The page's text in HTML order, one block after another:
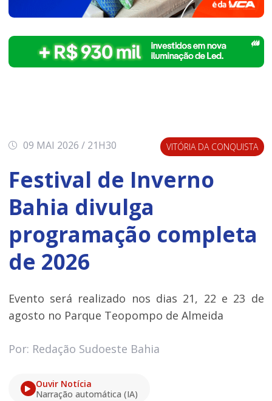
09 MAI 2026 / 21H30 VITÓRIA DA CONQUISTA
Festival de Inverno
Bahia divulga
programação completa
de 2026
Evento será realizado nos dias 21, 22 e 23 de
agosto no Parque Teopompo de Almeida
Por: Redação Sudoeste Bahia
Ouvir Notícia
Narração automática (IA)